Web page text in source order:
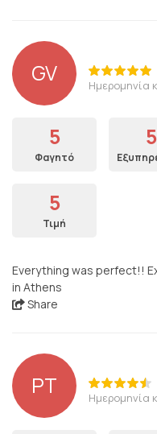
GV Ημερομηνία
5
Φαγητό
5
5
Τιμή
Everything was perfect!!
in Athens
Share
PT Ημερομηνία